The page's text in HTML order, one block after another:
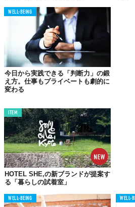
Asian Efficiencyが強調するのは、「時
ル）よりもコンパス（目標・方向性）
ウィークリーレビューにおいて、タス
ールをチェックする前に、まずは自分
以降に何を達成しようとしているのか
です。目標を最初に目に入れることで
ームワークが全く別のものへと更新され
目標から始めることで生まれる変化
最初に目標を読み上げるだけで、レビ
す。「この会議は受けるべきか？」「
といった迷いが、目標という強力なフ
確な答えへと導かれます。目標に関連
され、先延ばしにしていた重要な作業
項」として浮かび上がってくるのです。
WELL-BEING
今日から実践できる「判断力」の鍛
え方。仕事もプライベートも劇的に
変わる
ITEM
HOTEL SHE,の新ブランドが提案す
る「暮らしの試着室」
WELL-BEING WELL-